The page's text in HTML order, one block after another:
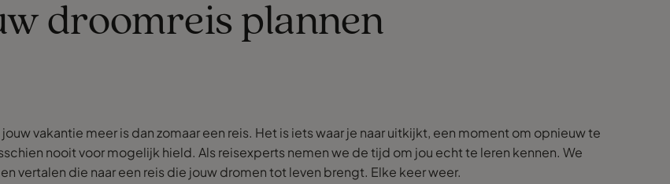
droomreis plannen
vakantie meer is dan zomaar een reis. Het is iets waar je naar uitkijkt, een moment om opnieuw te
nooit voor mogelijk hield. Als reisexperts nemen we de tijd om jou echt te leren kennen. We
vertalen die naar een reis die jouw dromen tot leven brengt. Elke keer weer.